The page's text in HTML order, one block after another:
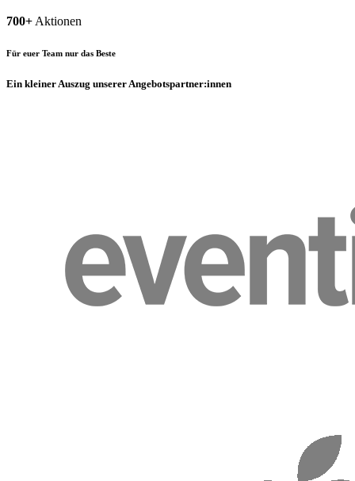
700+ Aktionen
Für euer Team nur das Beste
Ein kleiner Auszug unserer Angebotspartner:innen